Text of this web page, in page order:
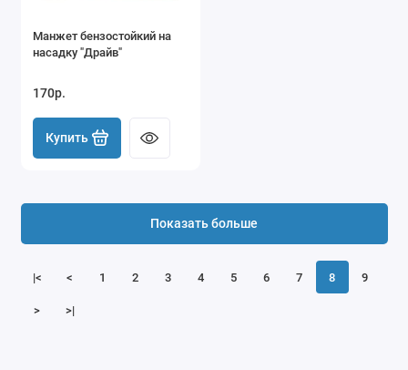
Манжет бензостойкий на
насадку "Драйв"
170р.
Купить
|< < 1 2 3 4 5 6 7 8 9
> >|
Показать больше